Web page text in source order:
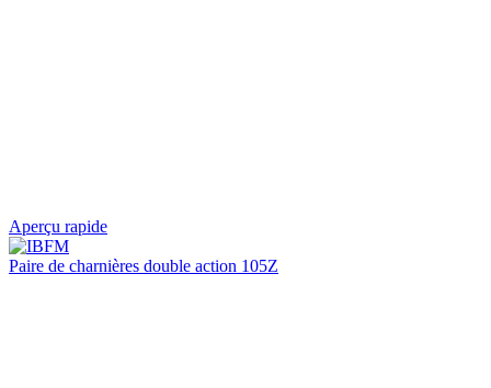
Aperçu rapide
Paire de charnières double action 105Z